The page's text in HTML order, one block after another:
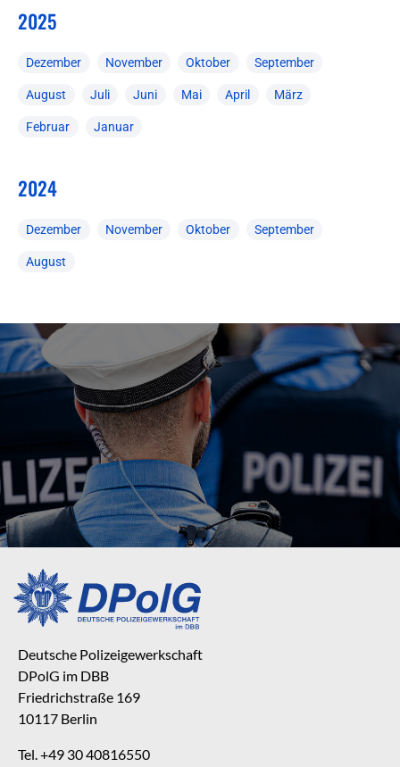
2025
Dezember November Oktober September
August Juli Juni Mai April März
Februar Januar
2024
Dezember November Oktober September
August
Deutsche Polizeigewerkschaft
DPolG im DBB
Friedrichstraße 169
10117 Berlin
Tel. +49 30 40816550